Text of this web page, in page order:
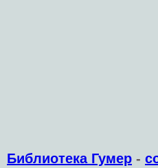
Библиотека Гумер -